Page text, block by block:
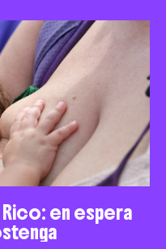
en espera